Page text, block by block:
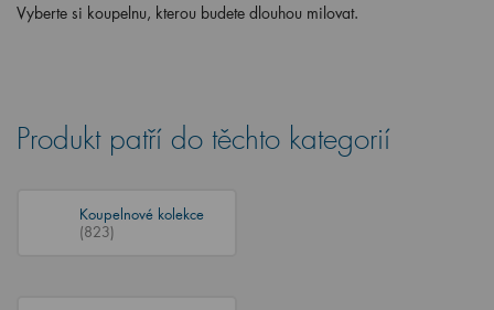
Vyberte si koupelnu, kterou budete dlouhou milovat.
Produkt patří do těchto kategorií
Koupelnové kolekce
(823)